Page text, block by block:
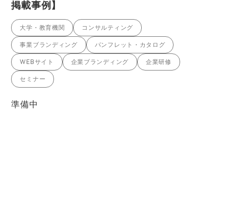
掲載事例】
大学・教育機関 コンサルティング
事業ブランディング パンフレット・カタログ
WEBサイト 企業ブランディング 企業研修
セミナー
準備中